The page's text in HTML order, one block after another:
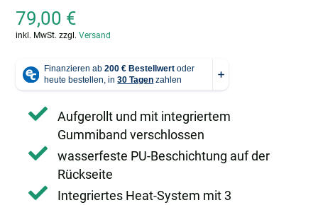
79,00 €
inkl. MwSt. zzgl.Versand
Aufgerollt und mit integriertem
Gummiband verschlossen
wasserfeste PU-Beschichtung auf der
Rückseite
Integriertes Heat-System mit 3